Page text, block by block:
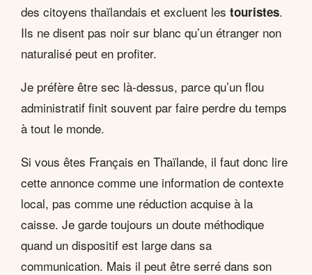
des citoyens thaïlandais et excluent les touristes.
Ils ne disent pas noir sur blanc qu’un étranger non
naturalisé peut en profiter.
Je préfère être sec là-dessus, parce qu’un flou
administratif finit souvent par faire perdre du temps
à tout le monde.
Si vous êtes Français en Thaïlande, il faut donc lire
cette annonce comme une information de contexte
local, pas comme une réduction acquise à la
caisse. Je garde toujours un doute méthodique
quand un dispositif est large dans sa
communication. Mais il peut être serré dans son